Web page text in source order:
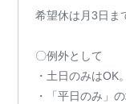
希望休は月3日ま
〇例外として
・土日のみはOK。
・「平日のみ」